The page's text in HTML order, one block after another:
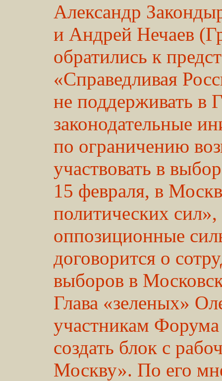
Александр
и Андрей Нечаев
обратились к
«Справедливая
не поддерживать в
законодательные
по ограничению
участвовать в
15 февраля, в
политических
оппозиционные
договорится о
выборов в
Глава «зеленых»
участникам
создать блок с
Москву». По его